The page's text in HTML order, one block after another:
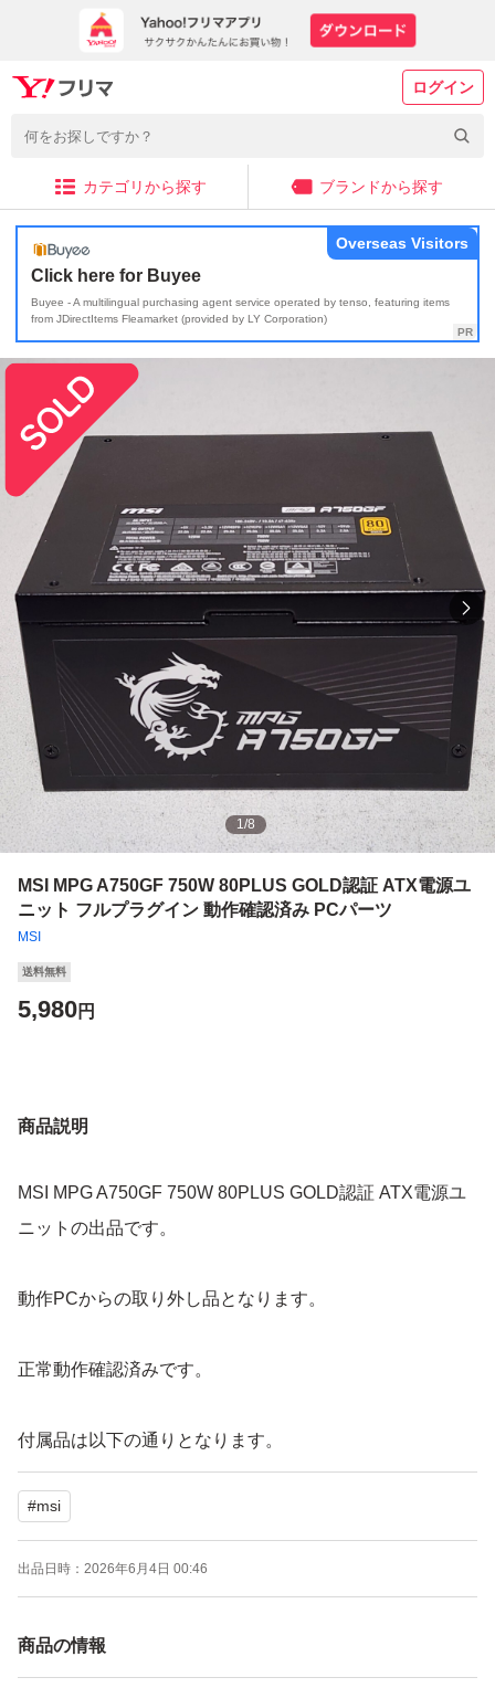
ログイン
カテゴリから探す ブランドから探す
Click here for Buyee
Buyee - A multilingual purchasing agent service operated by tenso, featuring items
from JDirectItems Fleamarket (provided by LY Corporation)
Overseas Visitors
1/8
MSI MPG A750GF 750W 80PLUS GOLD認証 ATX電源ユ
ニット フルプラグイン 動作確認済み PCパーツ
MSI
送料無料
5,980円
商品説明
MSI MPG A750GF 750W 80PLUS GOLD認証 ATX電源ユ
ニットの出品です。
動作PCからの取り外し品となります。
正常動作確認済みです。
付属品は以下の通りとなります。
・24ピン ATX電源ケーブル×1
・4+4ピン EPSケーブル×2
・8ピン PCIe電源ケーブル×2
・電源コード
#msi
出品日時： 2026年6月4日 00:46
商品の情報